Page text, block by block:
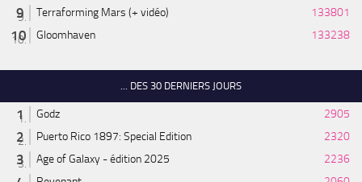
Terraforming Mars (+ vidéo)
133801
Gloomhaven
133238
... DES 30 DERNIERS JOURS
Godz
2905
Puerto Rico 1897: Special Edition
2320
Age of Galaxy - édition 2025
2236